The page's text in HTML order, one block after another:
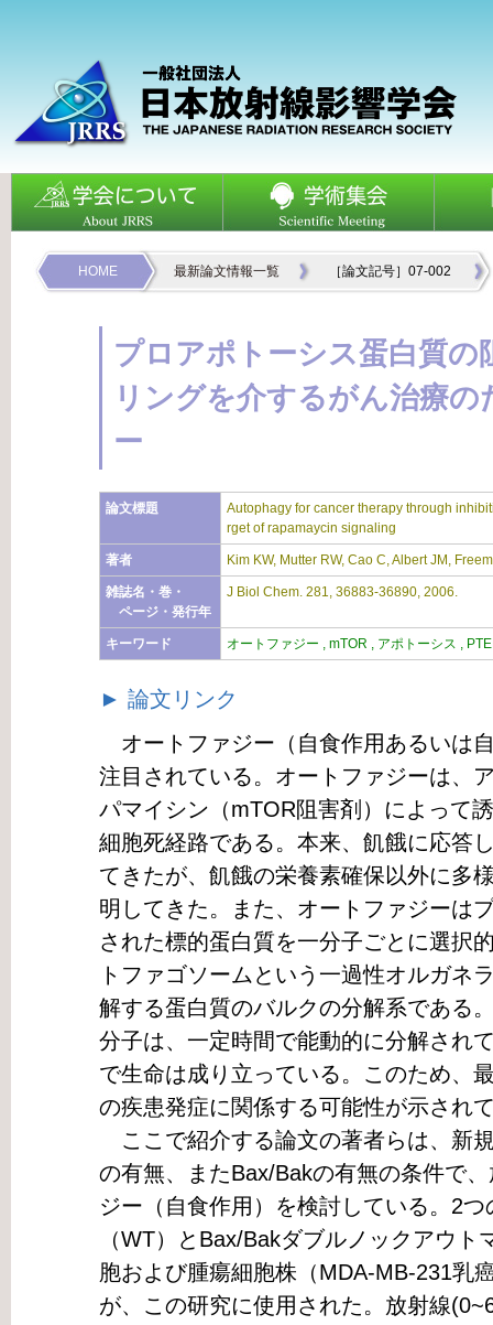
HOME 最新論文情報一覧 ［論文記号］07-002
プロアポトーシス蛋白質の
リングを介するがん治療
ー
論文標題
Autophagy for cancer therapy through
rget of rapamaycin signaling
著者 Kim KW, Mutter RW, Cao C, Albert JM,
雑誌名・巻・
ページ・発行年
J Biol Chem. 281, 36883-36890, 2006.
キーワード オートファジー , mTOR , アポトーシス ,
► 論文リンク
オートファジー（自食作用あるいは
注目されている。オートファジーは、
パマイシン（mTOR阻害剤）によって
細胞死経路である。本来、飢餓に応答
てきたが、飢餓の栄養素確保以外に多
明してきた。また、オートファジーは
された標的蛋白質を一分子ごとに選択
トファゴソームという一過性オルガネ
解する蛋白質のバルクの分解系である
分子は、一定時間で能動的に分解され
で生命は成り立っている。このため、
の疾患発症に関係する可能性が示され
ここで紹介する論文の著者らは、新
の有無、またBax/Bakの有無の条件で
ジー（自食作用）を検討している。2
（WT）とBax/Bakダブルノックアウ
胞および腫瘍細胞株（MDA-MB-231乳
が、この研究に使用された。放射線